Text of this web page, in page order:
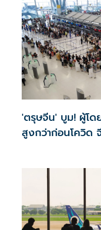
'ตรุษจีน' บูม! ผู้โด
สูงกว่าก่อนโควิด